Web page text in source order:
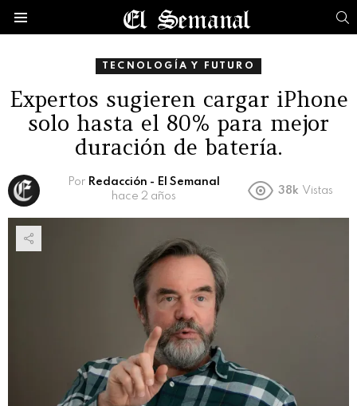
TECNOLOGÍA Y FUTURO
Expertos sugieren cargar iPhone
solo hasta el 80% para mejor
duración de batería.
Por Redacción - El Semanal
hace 2 años
38k Vistas